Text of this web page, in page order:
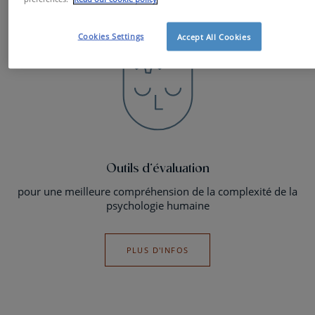
Outils d’évaluation
pour une meilleure compréhension de la complexité de la
psychologie humaine
PLUS D'INFOS
Accept All Cookies
Cookies Settings